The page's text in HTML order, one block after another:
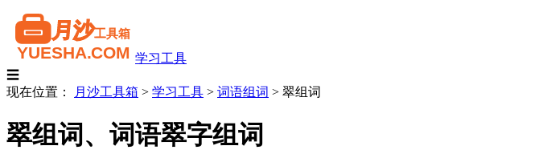
学习工具
☰
现在位置：
月沙工具箱 > 学习工具 > 词语组词 > 翠组词
翠组词、词语翠字组词